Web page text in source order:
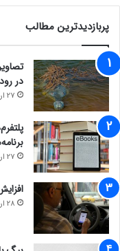
پربازدیدترین مطالب
در
27 اردیبهشت 1401
27 اردیبهشت 1401
28 اردیبهشت 1401